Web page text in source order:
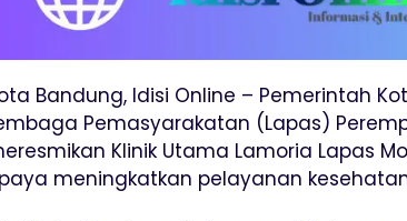
Bandung, Idisi Online – Pemerintah
Pemasyarakatan (Lapas)
Klinik Utama Lamoria Lapas
meningkatkan pelayanan